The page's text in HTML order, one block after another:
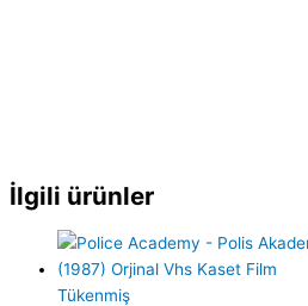
İlgili ürünler
Tükenmiş